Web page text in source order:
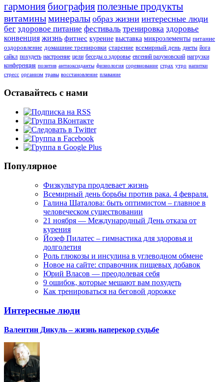
гармония биографияполезные продукты
витаминыминералы образ жизни интересные люди
бег здоровое питание фестиваль тренировка здоровье
конвенция жизнь фитнес курение выставка микроэлементы питание
оздоровление домашние тренировки старение всемирный день диеты йога
сайкл похудеть настроение цели беседы о здоровье евгений разумовский нагрузки
конференция позитив антиоксиданты физиология соревнование страх утро напитки
стресс организм травы восстановление плавание
Оставайтесь с нами
Популярное
Физкультура продлевает жизнь
Всемирный день борьбы против рака. 4 февраля.
Галина Шаталова: быть оптимистом – главное в
человеческом существовании
21 ноября — Международный День отказа от
курения
Йозеф Пилатес – гимнастика для здоровья и
долголетия
Роль глюкозы и инсулина в углеводном обмене
Новое на сайте: справочник пищевых добавок
Юрий Власов — преодолевая себя
9 ошибок, которые мешают вам похудеть
Как тренироваться на беговой дорожке
Интересные люди
Валентин Дикуль – жизнь наперекор судьбе